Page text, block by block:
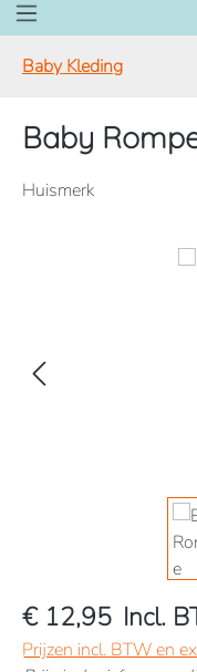
Baby Kleding
Baby
Huismerk
Afbeeldingengalerij
€ 12,95 Incl.
Prijzen incl. BTW en